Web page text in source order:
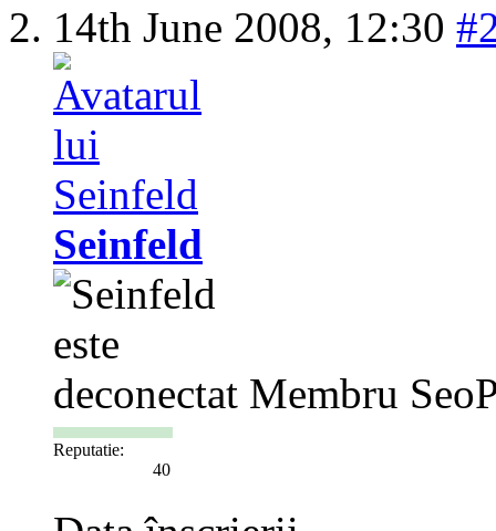
14th June 2008, 12:30
Seinfeld
Membru
Reputatie:
40